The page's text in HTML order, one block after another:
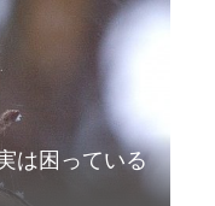
は困っている